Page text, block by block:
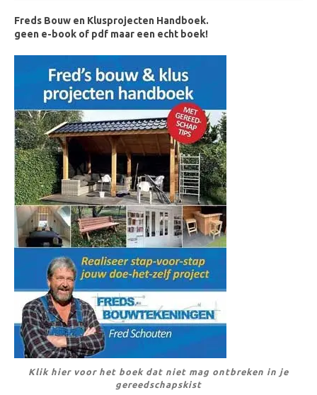
Freds Bouw en Klusprojecten Handboek.
geen e-book of pdf maar een echt boek!
Klik hier voor het boek dat niet mag ontbreken in je
gereedschapskist